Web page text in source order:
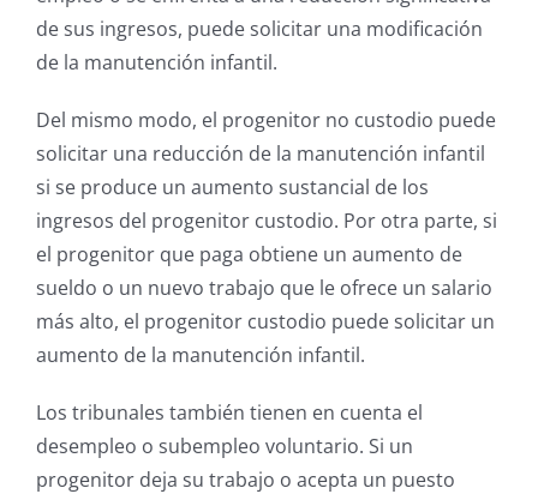
de sus ingresos, puede solicitar una modificación
de la manutención infantil.
Del mismo modo, el progenitor no custodio puede
solicitar una reducción de la manutención infantil
si se produce un aumento sustancial de los
ingresos del progenitor custodio. Por otra parte, si
el progenitor que paga obtiene un aumento de
sueldo o un nuevo trabajo que le ofrece un salario
más alto, el progenitor custodio puede solicitar un
aumento de la manutención infantil.
Los tribunales también tienen en cuenta el
desempleo o subempleo voluntario. Si un
progenitor deja su trabajo o acepta un puesto